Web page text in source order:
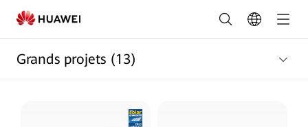
Liste
des
produits
Grands projets (13)